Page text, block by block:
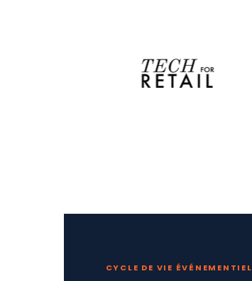
CYCLE DE VIE ÉVÉNEMENTIEL